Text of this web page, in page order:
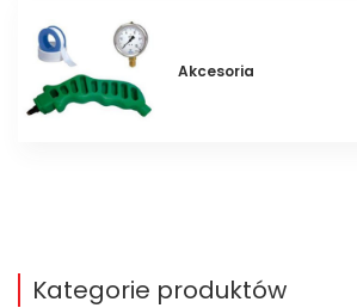
Akcesoria
Kategorie produktów